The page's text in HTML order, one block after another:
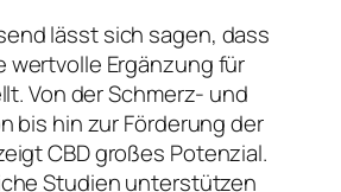
lässt sich sagen, dass
wertvolle Ergänzung für
Von der Schmerz- und
bis hin zur Förderung der
CBD großes Potenzial.
Studien unterstützen